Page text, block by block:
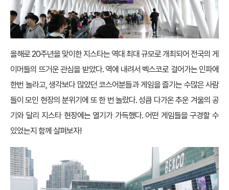
올해로 20주년을 맞이한 지스타는 역대 최대 규모로 개최되어 전국의 게
이머들의 뜨거운 관심을 받았다. 역에 내려서 벡스코로 걸어가는 인파에
한번 놀라고, 생각보다 많았던 코스어분들과 게임을 즐기는 수많은 사람
들이 모인 현장의 분위기에 또 한 번 놀랐다. 성큼 다가온 추운 겨울의 공
기와 달리 지스타 현장에는 열기가 가득했다. 어떤 게임들을 구경할 수
있었는지 함께 살펴보자!